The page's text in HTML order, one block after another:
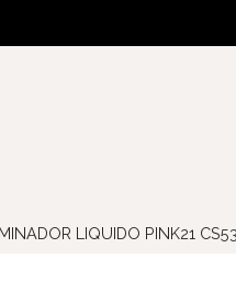
LIQUIDO PINK21